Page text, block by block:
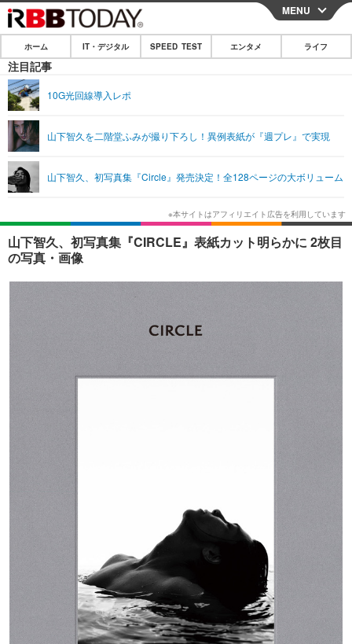
CLOSE
ホーム
IT・デジタル
ショッピング その他
SPEED TEST
エンタメ
エンタメTOP 映画・ドラマ
韓国・芸能
音楽 スポーツ
ショッピング
ライフ
ライフTOP グルメ
ペット ショッピング
その他
リリース一覧
プッシュ通知の停止方法
MENU
ホーム IT・デジタル SPEED TEST エンタメ ライフ
注目記事
10G光回線導入レポ
山下智久を二階堂ふみが撮り下ろし！異例表紙が『週プレ』で実現
山下智久、初写真集『Circle』発売決定！全128ページの大ボリューム
山下智久、初写真集『CIRCLE』表紙カット明らかに 2枚目
の写真・画像